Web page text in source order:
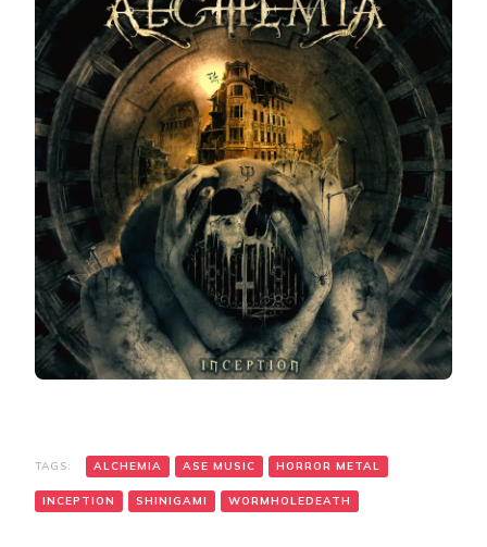
TAGS: ALCHEMIA ASE MUSIC HORROR METAL
INCEPTION SHINIGAMI WORMHOLEDEATH